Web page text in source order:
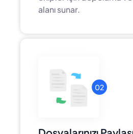
alanı sunar.
02